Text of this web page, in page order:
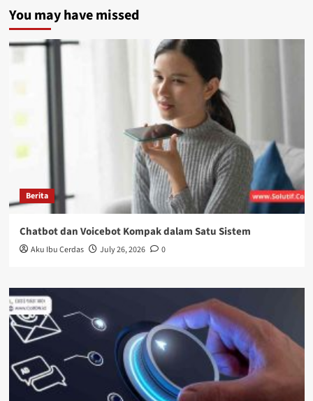
You may have missed
Berita
Chatbot dan Voicebot Kompak dalam Satu Sistem
Aku Ibu Cerdas July 26, 2026 0